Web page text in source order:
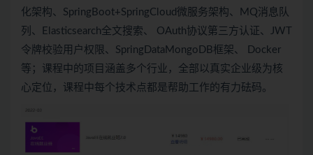
化架构、SpringBoot+SpringCloud微服务架构、MQ消息队
列、Elasticsearch全文搜索、 OAuth协议第三方认证、JWT
令牌校验用户权限、SpringDataMongoDB框架、 Docker
等；课程中的项目涵盖多个行业，全部以真实企业级为核
心定位，课程中每个技术点都是帮助工作的有力砝码。